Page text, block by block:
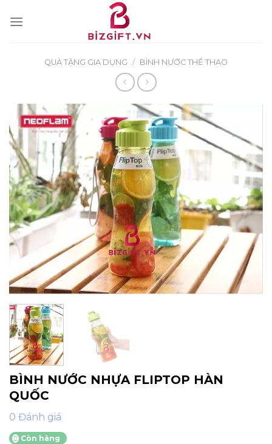
QUÀ TẶNG GIA DỤNG / BÌNH NƯỚC THỂ THAO
BÌNH NƯỚC NHỰA FLIPTOP HÀN
QUỐC
0 Đánh giá
Còn hàng